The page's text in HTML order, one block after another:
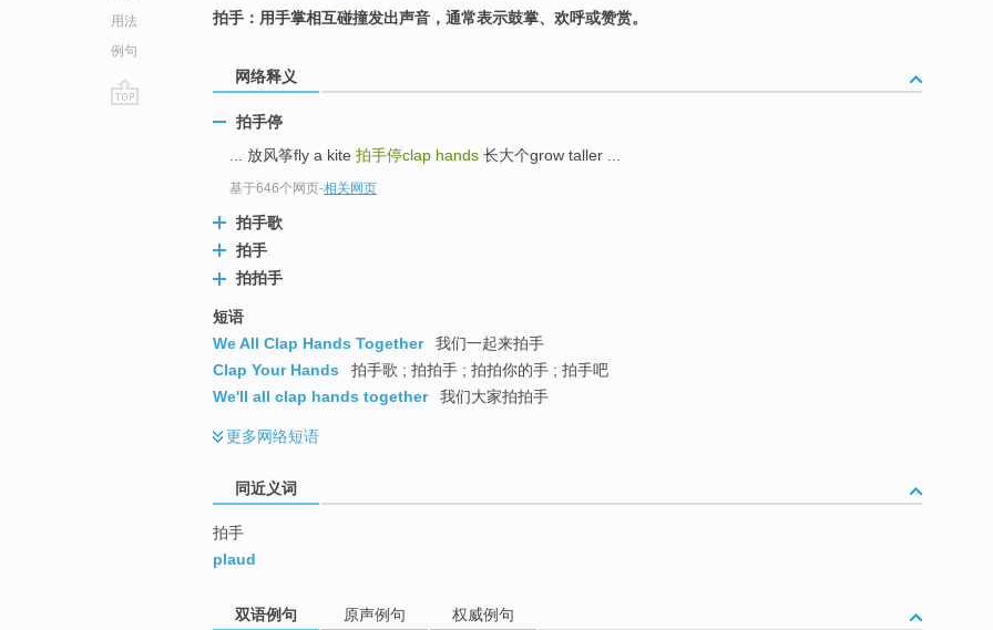
用法
例句
拍手：用手掌相互碰撞发出声音，通常表示鼓掌、欢呼或赞赏。
网络释义
拍手停
... 放风筝fly a kite 拍手停clap hands 长大个grow taller ...
基于646个网页-相关网页
拍手歌
拍手
拍拍手
短语
We All Clap Hands Together
我们一起来拍手
Clap Your Hands
拍手歌 ; 拍拍手 ; 拍拍你的手 ; 拍手吧
We'll all clap hands together
我们大家拍拍手
更多网络短语
同近义词
拍手
plaud
双语例句 原声例句 权威例句